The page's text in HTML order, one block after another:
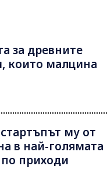
за древните
които малцина
му от
в най-голямата
приходи